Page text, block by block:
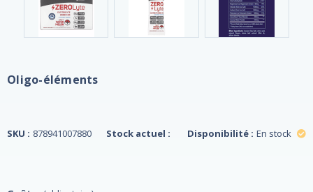
Oligo-éléments
SKU : 878941007880 Stock actuel : Disponibilité : En stock